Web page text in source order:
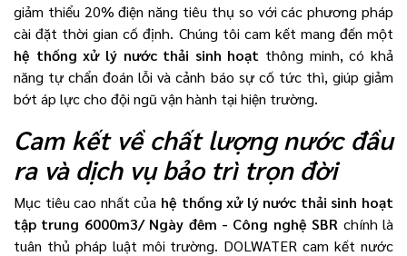
giảm thiểu 20% điện năng tiêu thụ so với các phương pháp
cài đặt thời gian cố định. Chúng tôi cam kết mang đến một
hệ thống xử lý nước thải sinh hoạt thông minh, có khả
năng tự chẩn đoán lỗi và cảnh báo sự cố tức thì, giúp giảm
bớt áp lực cho đội ngũ vận hành tại hiện trường.
Cam kết về chất lượng nước đầu
ra và dịch vụ bảo trì trọn đời
Mục tiêu cao nhất của hệ thống xử lý nước thải sinh hoạt
tập trung 6000m3/ Ngày đêm - Công nghệ SBR chính là
tuân thủ pháp luật môi trường. DOLWATER cam kết nước